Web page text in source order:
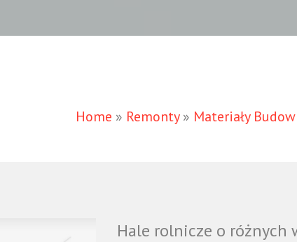
Home » Remonty» Materiały
Hale rolnicze o różnych